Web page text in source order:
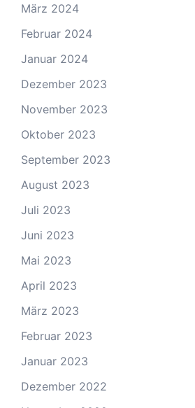
März 2024
Februar 2024
Januar 2024
Dezember 2023
November 2023
Oktober 2023
September 2023
August 2023
Juli 2023
Juni 2023
Mai 2023
April 2023
März 2023
Februar 2023
Januar 2023
Dezember 2022